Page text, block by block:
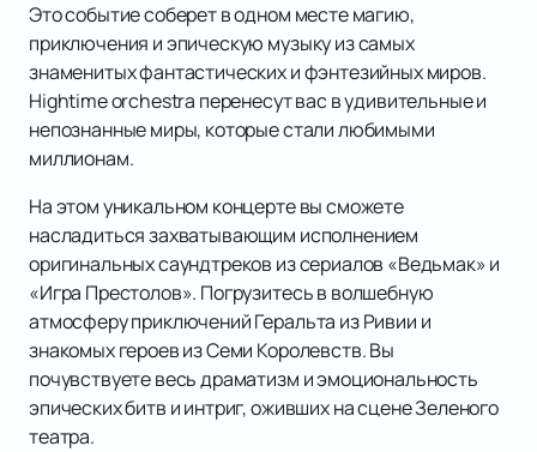
Это событие соберет в одном месте магию,
приключения и эпическую музыку из самых
знаменитых фантастических и фэнтезийных миров.
Hightime orchestra перенесут вас в удивительные и
непознанные миры, которые стали любимыми
миллионам.
На этом уникальном концерте вы сможете
насладиться захватывающим исполнением
оригинальных саундтреков из сериалов «Ведьмак» и
«Игра Престолов». Погрузитесь в волшебную
атмосферу приключений Геральта из Ривии и
знакомых героев из Семи Королевств. Вы
почувствуете весь драматизм и эмоциональность
эпических битв и интриг, оживших на сцене Зеленого
театра.